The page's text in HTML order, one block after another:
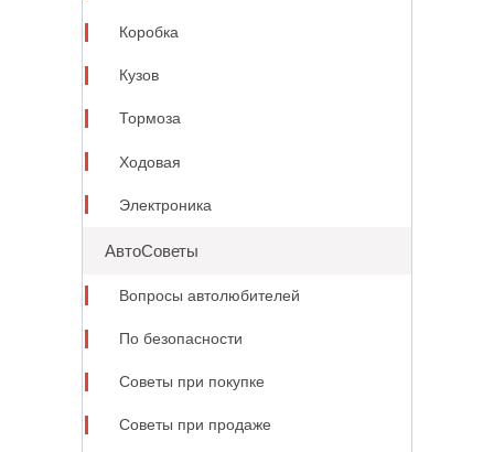
Коробка
Кузов
Тормоза
Ходовая
Электроника
АвтоСоветы
Вопросы автолюбителей
По безопасности
Советы при покупке
Советы при продаже